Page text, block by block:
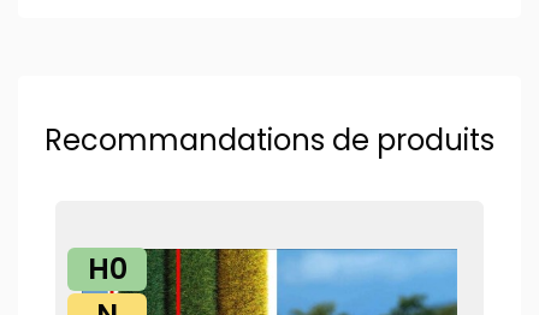
Recommandations de produits
H0